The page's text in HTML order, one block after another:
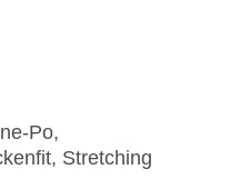
gegen Gebühr, bei
Gebühr, bei All
Shop & Juice Bar“:
Po,
Stretching